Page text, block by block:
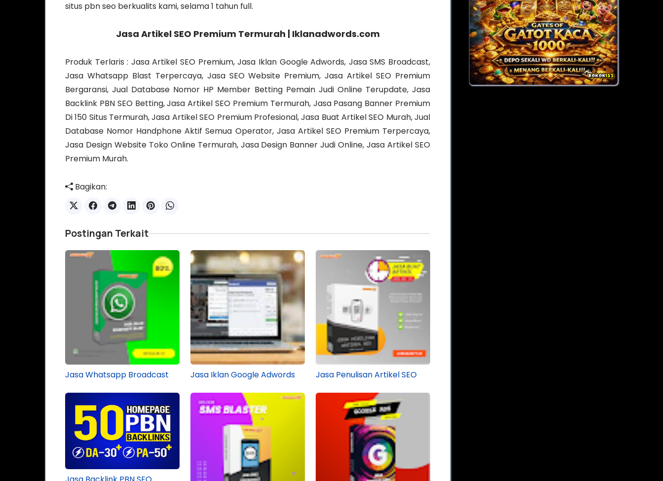
situs pbn seo berkualits kami, selama 1 tahun full.
Jasa Artikel SEO Premium Termurah | Iklanadwords.com
Produk Terlaris : Jasa Artikel SEO Premium, Jasa Iklan Google Adwords, Jasa SMS Broadcast,
Jasa Whatsapp Blast Terpercaya, Jasa SEO Website Premium, Jasa Artikel SEO Premium
Bergaransi, Jual Database Nomor HP Member Betting Pemain Judi Online Terupdate, Jasa
Backlink PBN SEO Betting, Jasa Artikel SEO Premium Termurah, Jasa Pasang Banner Premium
Di 150 Situs Termurah, Jasa Artikel SEO Premium Profesional, Jasa Buat Artikel SEO Murah, Jual
Database Nomor Handphone Aktif Semua Operator, Jasa Artikel SEO Premium Terpercaya,
Jasa Design Website Toko Online Termurah, Jasa Design Banner Judi Online, Jasa Artikel SEO
Premium Murah.
Bagikan:
Postingan Terkait
Jasa Whatsapp Broadcast Jasa Iklan Google Adwords Jasa Penulisan Artikel SEO